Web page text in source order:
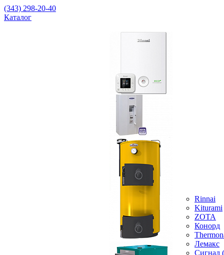
(343) 298-20-40
Каталог
Rinnai
Kiturami
ZOTA
Конорд
Лемакс